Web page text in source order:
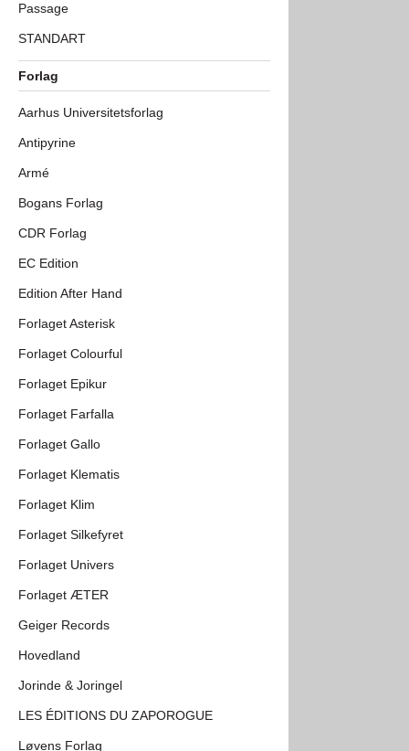
Passage
STANDART
Forlag
Aarhus Universitetsforlag
Antipyrine
Armé
Bogans Forlag
CDR Forlag
EC Edition
Edition After Hand
Forlaget Asterisk
Forlaget Colourful
Forlaget Epikur
Forlaget Farfalla
Forlaget Gallo
Forlaget Klematis
Forlaget Klim
Forlaget Silkefyret
Forlaget Univers
Forlaget ÆTER
Geiger Records
Hovedland
Jorinde & Joringel
LES ÉDITIONS DU ZAPOROGUE
Løvens Forlag